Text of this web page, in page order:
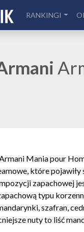
RANKINGI
Mania pour
które pojawiły
zapachowej
typu
szafran,
nuty to liść